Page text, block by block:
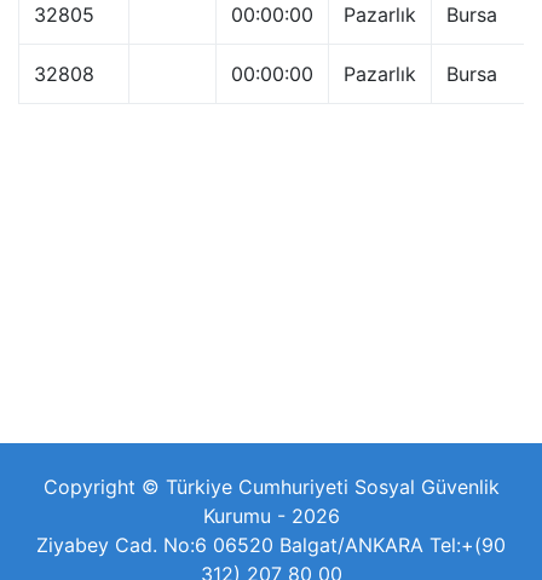
32805 00:00:00 Pazarlık Bursa
32808 00:00:00 Pazarlık Bursa
Copyright © Türkiye Cumhuriyeti Sosyal Güvenlik
Kurumu - 2026
Ziyabey Cad. No:6 06520 Balgat/ANKARA Tel:+(90
312) 207 80 00